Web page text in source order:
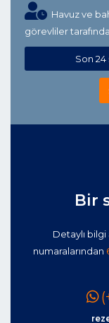
Havuz ve
görevliler
Son
Bir
Detaylı
numaralarından